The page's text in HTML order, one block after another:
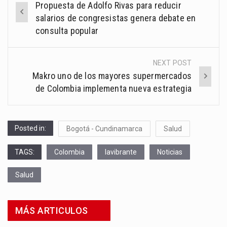
navigation
Propuesta de Adolfo Rivas para reducir
salarios de congresistas genera debate en
consulta popular
NEXT POST
Makro uno de los mayores supermercados
de Colombia implementa nueva estrategia
Posted in: Bogotá - Cundinamarca Salud
TAGS: Colombia lavibrante Noticias
Salud
MÁS ARTICULOS